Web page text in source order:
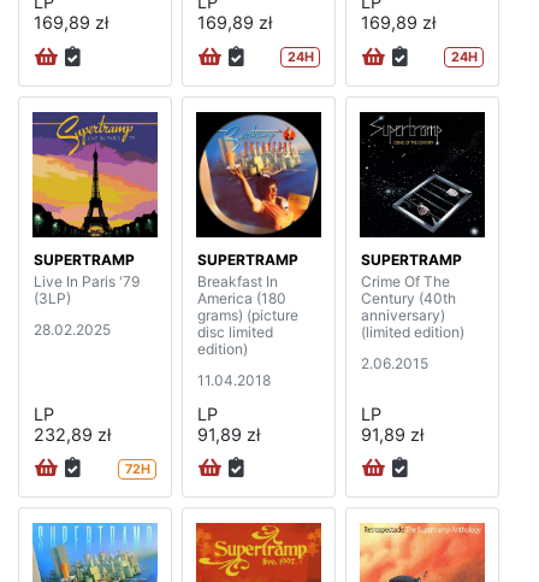
169,89 zł
169,89 zł
24H
169,89 zł
24H
SUPERTRAMP
Live In Paris '79
(3LP)
28.02.2025
LP
232,89 zł
72H
SUPERTRAMP
Breakfast In
America (180
grams) (picture
disc limited
edition)
11.04.2018
LP
91,89 zł
SUPERTRAMP
Crime Of The
Century (40th
anniversary)
(limited edition)
2.06.2015
LP
91,89 zł